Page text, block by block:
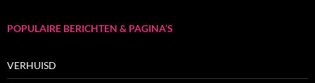
POPULAIRE BERICHTEN & PAGINA’S
VERHUISD